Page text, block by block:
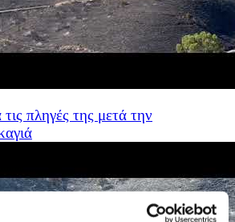
πληγές της μετά την